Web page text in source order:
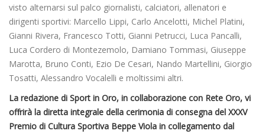
visto alternarsi sul palco giornalisti, calciatori, allenatori e
dirigenti sportivi: Marcello Lippi, Carlo Ancelotti, Michel Platini,
Gianni Rivera, Francesco Totti, Gianni Petrucci, Luca Pancalli,
Luca Cordero di Montezemolo, Damiano Tommasi, Giuseppe
Marotta, Bruno Conti, Ezio De Cesari, Nando Martellini, Giorgio
Tosatti, Alessandro Vocalelli e moltissimi altri.
La redazione di Sport in Oro, in collaborazione con Rete Oro, vi
offrirà la diretta integrale della cerimonia di consegna del XXXV
Premio di Cultura Sportiva Beppe Viola in collegamento dal